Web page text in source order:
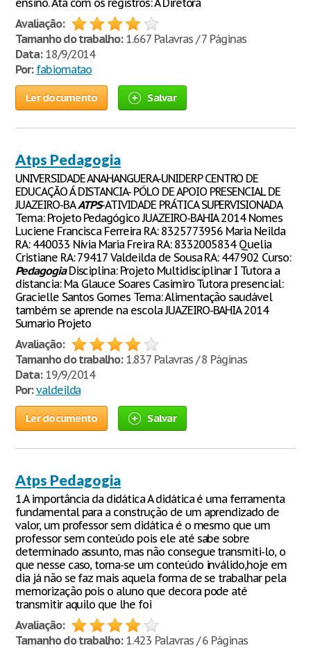
ensino. Ata com os registros: A Diretora
Avaliação:
Tamanho do trabalho:1.667 Palavras / 7 Páginas
Data:18/9/2014
Por: fabiomatao
Ler documento Salvar
Atps Pedagogia
UNIVERSIDADE ANAHANGUERA-UNIDERP CENTRO DE
EDUCAÇÃO Á DISTANCIA- PÓLO DE APOIO PRESENCIAL DE
JUAZEIRO-BAATPS-ATIVIDADE PRÁTICA SUPERVISIONADA
Tema: Projeto Pedagógico JUAZEIRO-BAHIA 2014 Nomes
Luciene Francisca Ferreira RA: 8325773956 Maria Neilda
RA: 440033 Nívia Maria Freira RA: 8332005834 Quelia
Cristiane RA: 79417 Valdeilda de Sousa RA: 447902 Curso:
PedagogiaDisciplina: Projeto Multidisciplinar I Tutora a
distancia: Ma. Glauce Soares Casimiro Tutora presencial:
Gracielle Santos Gomes Tema: Alimentação saudável
também se aprende na escola JUAZEIRO-BAHIA 2014
Sumario Projeto
Avaliação:
Tamanho do trabalho:1.837 Palavras / 8 Páginas
Data:19/9/2014
Por: valdeilda
Ler documento Salvar
Atps Pedagogia
1.A importância da didática A didática é uma ferramenta
fundamental para a construção de um aprendizado de
valor, um professor sem didática é o mesmo que um
professor sem conteúdo pois ele até sabe sobre
determinado assunto, mas não consegue transmiti-lo, o
que nesse caso, torna-se um conteúdo inválido,hoje em
dia já não se faz mais aquela forma de se trabalhar pela
memorização pois o aluno que decora pode até
transmitir aquilo que lhe foi
Avaliação:
Tamanho do trabalho:1.423 Palavras / 6 Páginas